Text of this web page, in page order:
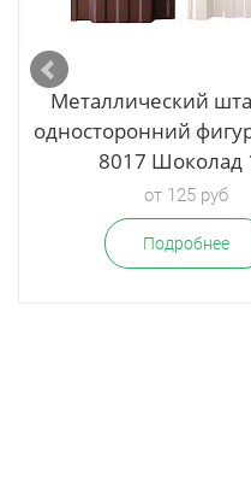
Металлический
односторонний
8017 Шоколад
от 125 руб
Подробнее